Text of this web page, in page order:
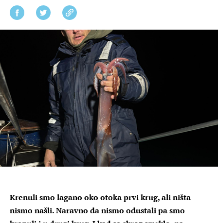
Krenuli smo lagano oko otoka prvi krug, ali ništa
nismo našli. Naravno da nismo odustali pa smo